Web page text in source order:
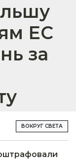
ЕС
за
ВОКРУГ СВЕТА